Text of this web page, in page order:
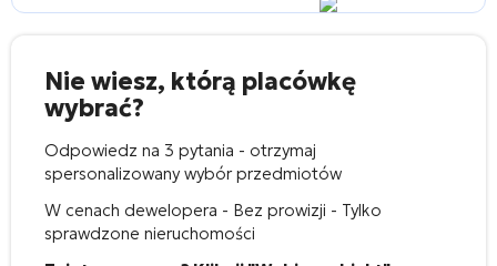
Nie wiesz, którą placówkę
wybrać?
Odpowiedz na 3 pytania - otrzymaj
spersonalizowany wybór przedmiotów
W cenach dewelopera - Bez prowizji - Tylko
sprawdzone nieruchomości